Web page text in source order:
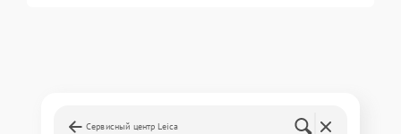
Сервисный центр Leica